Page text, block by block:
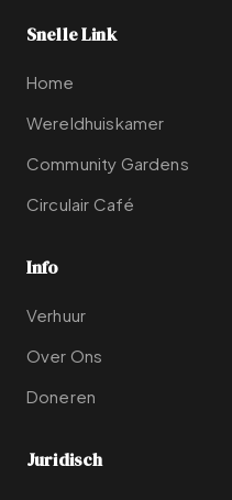
Snelle Link
Home
Wereldhuiskamer
Community Gardens
Circulair Café
Info
Verhuur
Over Ons
Doneren
Juridisch